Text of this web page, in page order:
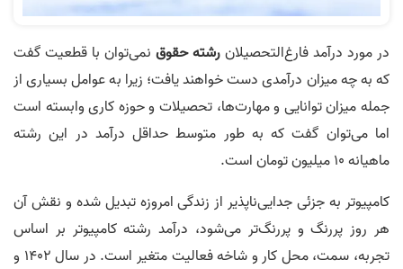
در مورد درآمد فارغ‌التحصيلانرشته‌حقوق نمی‌توان با قطعیت گفت
که به چه میزان درآمدی دست خواهند یافت؛ زيرا به عوامل بسياری از
جمله ميزان توانايی و مهارت‌ها، تحصيلات و حوزه‌ کاری وابسته است
اما می‌توان گفت که به طور متوسط حداقل درآمد در اين رشته
ماهيانه 10 ميليون تومان است.
کامپیوتر به جزئی جدایی‌ناپذیر از زندگی امروزه تبدیل شده و نقش آن
هر روز پررنگ و پررنگ‌تر می‌شود، درآمد رشته کامپیوتر بر اساس
تجربه، سمت، محل کار و شاخه‌ فعالیت متغیر است. در سال 1402 و